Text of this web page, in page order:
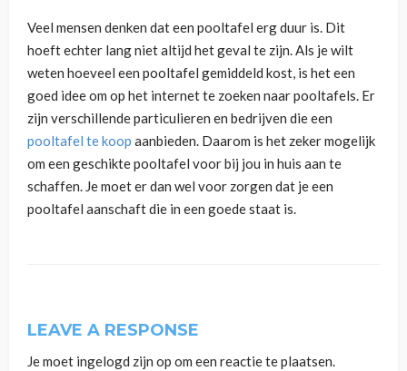
Veel mensen denken dat een pooltafel erg duur is. Dit
hoeft echter lang niet altijd het geval te zijn. Als je wilt
weten hoeveel een pooltafel gemiddeld kost, is het een
goed idee om op het internet te zoeken naar pooltafels. Er
zijn verschillende particulieren en bedrijven die een
pooltafel te koop aanbieden. Daarom is het zeker mogelijk
om een geschikte pooltafel voor bij jou in huis aan te
schaffen. Je moet er dan wel voor zorgen dat je een
pooltafel aanschaft die in een goede staat is.
LEAVE A RESPONSE
Je moet ingelogd zijn op om een reactie te plaatsen.